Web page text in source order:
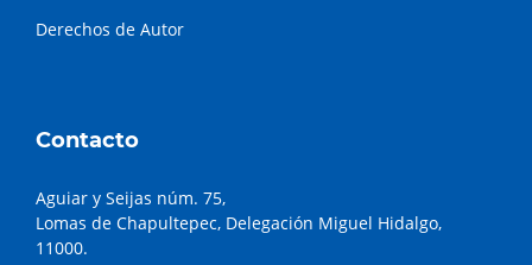
Derechos de Autor
Contacto
Aguiar y Seijas núm. 75,
Lomas de Chapultepec, Delegación Miguel Hidalgo,
11000.